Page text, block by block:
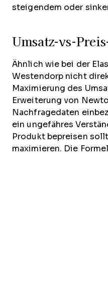
steigendem oder
Umsatz-vs-
Ähnlich wie bei der
Westendorp nicht
Maximierung des
Erweiterung von
Nachfragedaten
ein ungefähres
Produkt bepreisen
maximieren. Die